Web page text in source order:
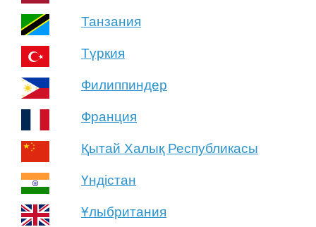
Танзания
Түркия
Филиппиндер
Франция
Қытай Халық Республикасы
Үндістан
Ұлыбритания